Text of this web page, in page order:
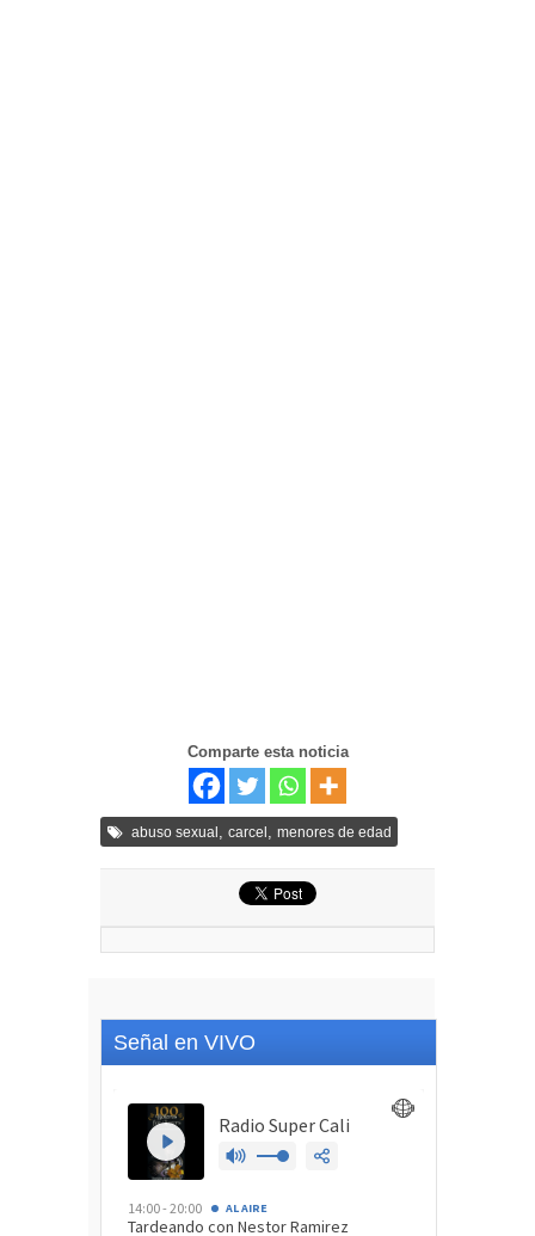
Comparte esta noticia
abuso sexual , carcel , menores de edad
Señal en VIVO